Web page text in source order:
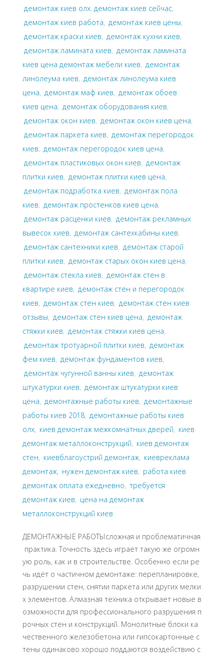
демонтаж киев олх. демонтаж киев сейчас,
демонтаж киев работа, демонтаж киев цены,
демонтаж краски киев, демонтаж кухни киев,
демонтаж ламината киев, демонтаж ламината
киев цена демонтаж мебели киев, демонтаж
линолеума киев, демонтаж линолеума киев
цена, демонтаж маф киев, демонтаж обоев
киев цена, демонтаж оборудования киев,
демонтаж окон киев, демонтаж окон киев цена,
демонтаж паркета киев, демонтаж перегородок
киев, демонтаж перегородок киев цена,
демонтаж пластиковых окон киев, демонтаж
плитки киев, демонтаж плитки киев цена,
демонтаж подработка киев, демонтаж пола
киев, демонтаж простенков киев цена,
демонтаж расценки киев, демонтаж рекламных
вывесок киев, демонтаж сантехкабины киев,
демонтаж сантехники киев, демонтаж старой
плитки киев, демонтаж старых окон киев цена,
демонтаж стекла киев, демонтаж стен в
квартире киев, демонтаж стен и перегородок
киев, демонтаж стен киев, демонтаж стен киев
отзывы, демонтаж стен киев цена, демонтаж
стяжки киев, демонтаж стяжки киев цена,
демонтаж тротуарной плитки киев, демонтаж
фем киев, демонтаж фундаментов киев,
демонтаж чугунной ванны киев, демонтаж
штукатурки киев, демонтаж штукатурки киев
цена, демонтажные работы киев, демонтажные
работы киев 2018, демонтажные работы киев
олх, киев демонтаж межкомнатных дверей, киев
демонтаж металлоконструкций, киев демонтаж
стен, киевблагоустрий демонтаж, киевреклама
демонтаж, нужен демонтаж киев, работа киев
демонтаж оплата ежедневно, требуется
демонтаж киев, цена на демонтаж
металлоконструкций киев
ДЕМОНТАЖНЫЕ РАБОТЫсложная и проблематичная
практика. Точность здесь играет такую же огромн
ую роль, как и в строительстве. Особенно если ре
чь идёт о частичном демонтаже: перепланировке,
разрушении стен, снятии паркета или других мелки
х элементов. Алмазная техника открывает новые в
озможности для профессионального разрушения п
рочных стен и конструкций. Монолитные блоки ка
чественного железобетона или гипсокартонные с
тены одинаково хорошо поддаются воздействию с